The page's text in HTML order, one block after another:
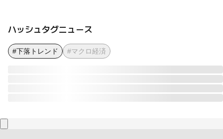
ハッシュタグニュース
#下落トレンド #マクロ経済